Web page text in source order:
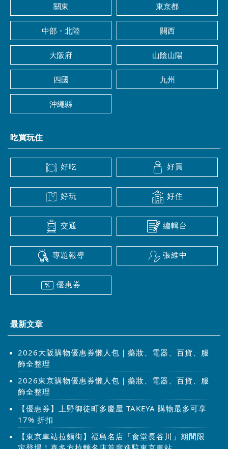
關東 東京都
中部・北陸 關西
大阪府 山陰山陽
四國 九州
沖繩縣
吃買玩住
好吃 好買
好玩 好住
交通 編輯台
專題報導 張維中
優惠券
最新文章
2026大阪購物優惠券懶人包｜藥妝、電器、百貨、服
飾全整理
2026東京購物優惠券懶人包｜藥妝、電器、百貨、服
飾全整理
【優惠券】上野御徒町多慶屋 TAKEYA 購物最多可享
17% 折扣
【東京車站拉麵街】福島名店「食堂長谷川」期間限